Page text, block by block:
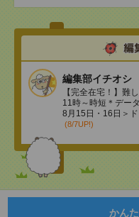
編集部イチオシ
【完全在宅！】難
11時～時短＊デー
8月15日・16日＞
(8/7UP!)
かん